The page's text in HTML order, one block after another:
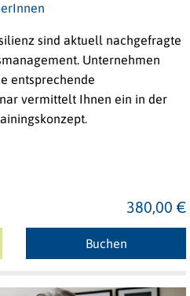
sind aktuell nachgefragte
Unternehmen
entsprechende
vermittelt Ihnen ein in der
380,00 €
Buchen